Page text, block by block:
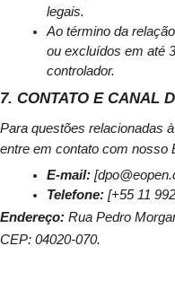
legais.
Ao término da
ou excluídos em até
controlador.
7. CONTATO E CANAL
Para questões relacionadas
entre em contato com nosso
E-mail:
Telefone: [+55 11
Endereço: Rua Pedro
CEP: 04020-070.